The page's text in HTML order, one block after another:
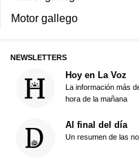
Motor gallego
NEWSLETTERS
Hoy en La Voz
La información más
hora de la mañana
Al final del día
Un resumen de las